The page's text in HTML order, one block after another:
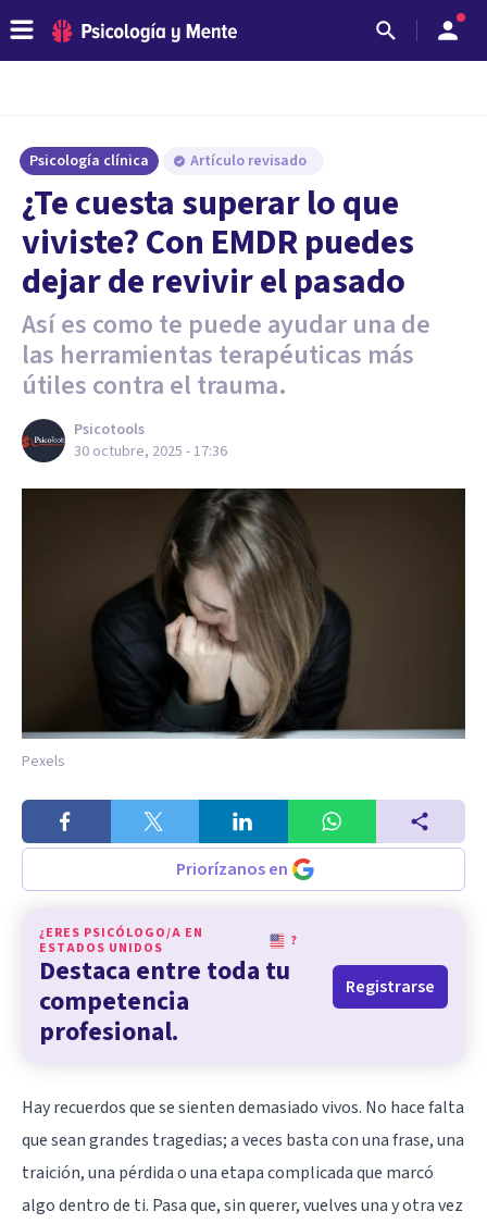
Psicología clínica Artículo revisado
¿Te cuesta superar lo que
viviste? Con EMDR puedes
dejar de revivir el pasado
Así es como te puede ayudar una de
las herramientas terapéuticas más
útiles contra el trauma.
Psicotools
30 octubre, 2025 - 17:36
Pexels
Priorízanos en
¿ERES PSICÓLOGO/A EN
ESTADOS UNIDOS
?
Destaca entre toda tu
competencia
profesional.
Registrarse
Hay recuerdos que se sienten demasiado vivos. No hace falta
que sean grandes tragedias; a veces basta con una frase, una
traición, una pérdida o una etapa complicada que marcó
algo dentro de ti. Pasa que, sin querer, vuelves una y otra vez